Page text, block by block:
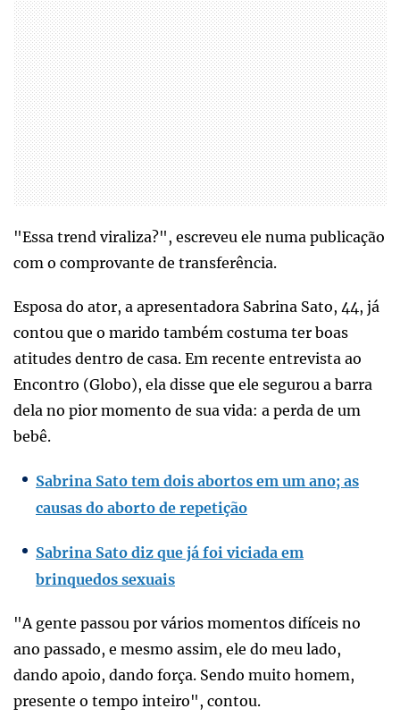
"Essa trend viraliza?", escreveu ele numa publicação
com o comprovante de transferência.
Esposa do ator, a apresentadora Sabrina Sato, 44, já
contou que o marido também costuma ter boas
atitudes dentro de casa. Em recente entrevista ao
Encontro (Globo), ela disse que ele segurou a barra
dela no pior momento de sua vida: a perda de um
bebê.
Sabrina Sato tem dois abortos em um ano; as
causas do aborto de repetição
Sabrina Sato diz que já foi viciada em
brinquedos sexuais
"A gente passou por vários momentos difíceis no
ano passado, e mesmo assim, ele do meu lado,
dando apoio, dando força. Sendo muito homem,
presente o tempo inteiro", contou.